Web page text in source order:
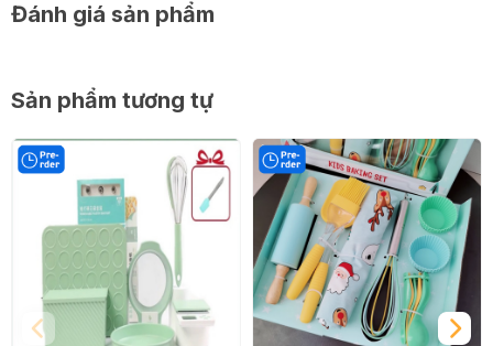
Thông tin chi tiết :
- Chịu được nhiệt độ từ 50-230 độ C
Đánh giá sản phẩm
Sản phẩm tương tự